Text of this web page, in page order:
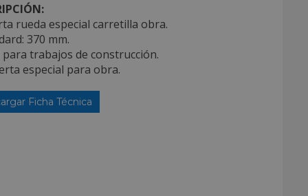
rueda especial carretilla obra.
370 mm.
para trabajos de construcción.
especial para obra.
Ficha Técnica